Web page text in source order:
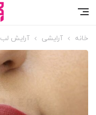
خانه آرایشی آرایش لب